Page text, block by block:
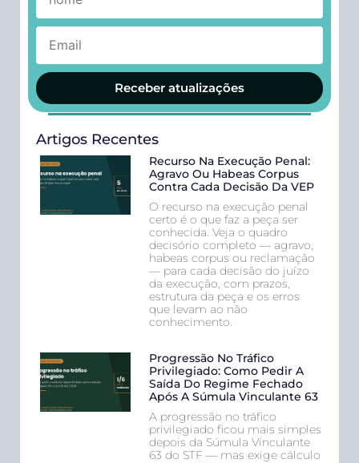
Receber atualizações
Artigos Recentes
Recurso Na Execução Penal:
Agravo Ou Habeas Corpus
Contra Cada Decisão Da VEP
O recurso na execução penal
certo é o que faz a peça ser
conhecida. Veja o quadro
decisório completo — agravo,
habeas corpus ou reclamação
— para cada decisão do juízo
da execução, com prazos,
estrutura da peça e os erros
que levam ao não
conhecimento.
Progressão No Tráfico
Privilegiado: Como Pedir A
Saída Do Regime Fechado
Após A Súmula Vinculante 63
A progressão no tráfico
privilegiado ficou mais simples
depois da Súmula Vinculante
63 do STF — mas exige cálculo